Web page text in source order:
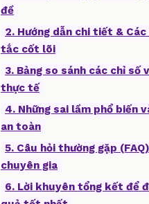
đề
2. Hướng dẫn chi tiết &
tắc cốt lõi
3. Bảng so sánh các chỉ số
thực tế
4. Những sai lầm phổ biến
an toàn
5. Câu hỏi thường gặp
chuyên gia
6. Lời khuyên tổng kết để